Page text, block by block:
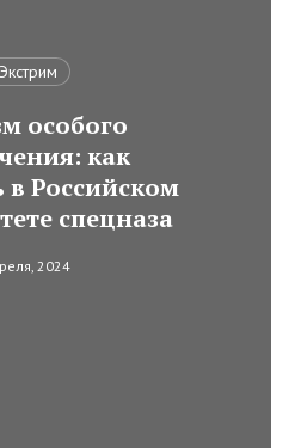
Экстрим
особого
как
в Российском
спецназа
2024